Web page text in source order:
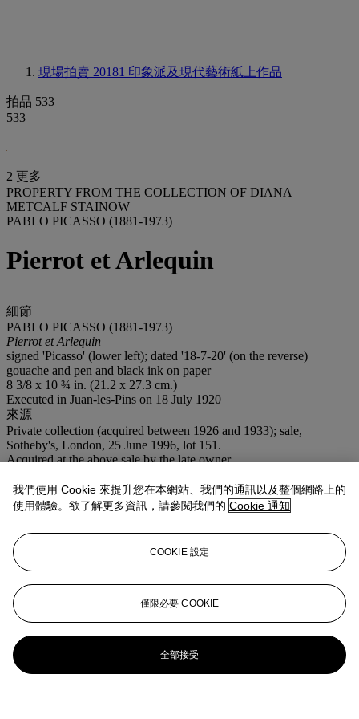
現場拍賣 20181 印象派及現代藝術紙上作品
拍品 533
533
2 更多
PROPERTY FROM THE COLLECTION OF DIANA
METCALF STAINOW
PABLO PICASSO (1881-1973)
Pierrot et Arlequin
細節
PABLO PICASSO (1881-1973)
Pierrot et Arlequin
signed 'Picasso' (lower left); dated '18-7-20' (on the reverse)
gouache and pen and black ink on paper
8 3/8 x 10 ¾ in. (21.2 x 27.3 cm.)
Executed in Juan-les-Pins on 18 July 1920
來源
Private collection (acquired between 1926 and 1933); sale,
Sotheby's, London, 25 June 1996, lot 151.
Acquired at the above sale by the late owner.
C. Zervos,Pablo Picasso, Paris, 1951, vol. 4, no. 72 (illustrated, pl.
22).
業務規定
更多來自印象派及現代藝術紙上作品
查看全部
查看全部
我們使用 Cookie 來提升您在本網站、我們的通訊以及整個網路上的
使用體驗。欲了解更多資訊，請參閱我們的 Cookie 通知
COOKIE 設定
僅限必要 COOKIE
全部接受